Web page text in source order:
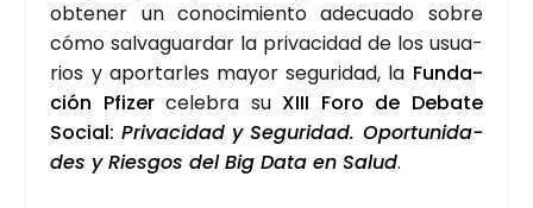
obte­ner un cono­ci­mien­to ade­cua­do sobre
cómo sal­va­guar­dar la pri­va­ci­dad de los usua­
rios y apor­tar­les mayor segu­ri­dad, la Fun­da­
ción Pfi­zercele­bra su XIII Foro de Deba­te
Social: Pri­va­ci­dad y Segu­ri­dad. Opor­tu­ni­da­
des y Ries­gos del Big Data en Salud.